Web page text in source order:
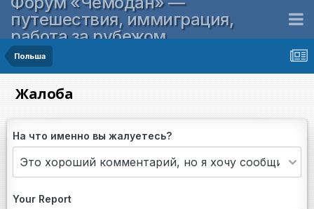
путешествия, иммиграция,
работа за рубежом
Польша
Жалоба
На что именно вы жалуетесь?
Your Report